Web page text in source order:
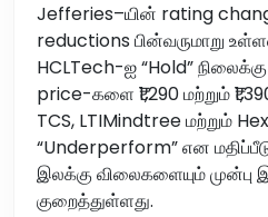
Jefferies–யின் rating
reductions பின்வருமாறு
HCLTech-ஐ “Hold”
price-களை ₹1,290 மற்றும்
TCS, LTIMindtree மற்றும்
“Underperform” என
இலக்கு விலைகளையும் முன்பு
குறைத்துள்ளது.